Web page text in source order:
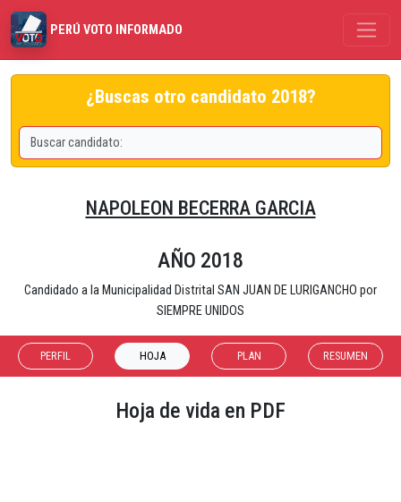
PERÚ VOTO INFORMADO
¿Buscas otro candidato 2018?
NAPOLEON BECERRA GARCIA
AÑO 2018
Candidado a la Municipalidad Distrital SAN JUAN DE LURIGANCHO por
SIEMPRE UNIDOS
PERFIL HOJA PLAN RESUMEN
Hoja de vida en PDF